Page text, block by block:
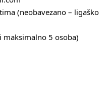
(neobavezano – ligaško
5 osoba)